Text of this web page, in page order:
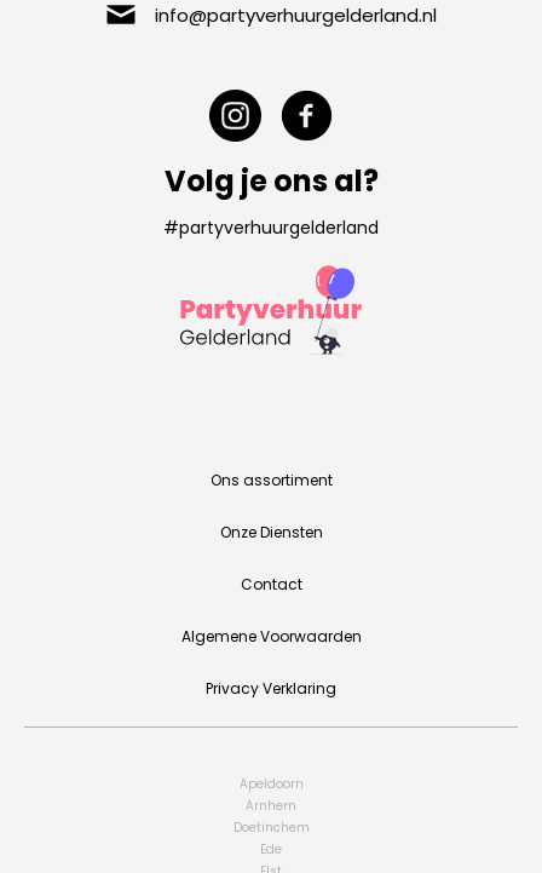
info@partyverhuurgelderland.nl
Volg je ons al?
#partyverhuurgelderland
Ons assortiment
Onze Diensten
Contact
Algemene Voorwaarden
Privacy Verklaring
Apeldoorn
Arnhem
Doetinchem
Ede